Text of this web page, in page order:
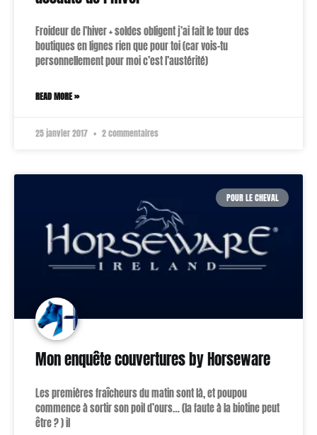
Froideur de l’hiver + soldes obligent j’ai fait le tour des
boutiques en lignes rien que pour toi (car vois-tu
personnellement pour moi c’est l’austérité)
READ MORE »
25 janvier 2017 2 commentaires
POUR LE CHEVAL
Mon enquête couvertures by Horseware
Les premières fraîcheurs du matin sont là, et poupou
commence à sortir son poil d’ours… (la faute à la biotine peut
être ? ) il